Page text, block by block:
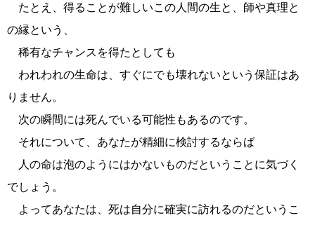
たとえ、得ることが難しいこの人間の生と、師や真理と
の縁という、
稀有なチャンスを得たとしても
われわれの生命は、すぐにでも壊れないという保証はあ
りません。
次の瞬間には死んでいる可能性もあるのです。
それについて、あなたが精細に検討するならば
人の命は泡のようにはかないものだということに気づく
でしょう。
よってあなたは、死は自分に確実に訪れるのだというこ